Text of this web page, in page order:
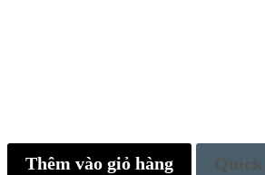
Thêm vào giỏ hàng